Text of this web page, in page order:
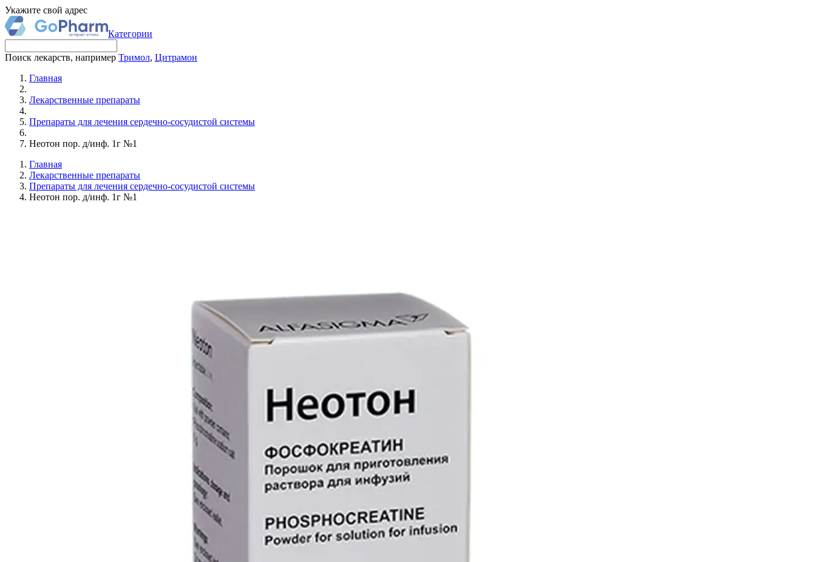
Укажите свой адрес
Категории
Поиск лекарств, например Тримол, Цитрамон
Главная
Лекарственные препараты
Препараты для лечения сердечно-сосудистой системы
Неотон пор. д/инф. 1г №1
Главная
Лекарственные препараты
Препараты для лечения сердечно-сосудистой системы
Неотон пор. д/инф. 1г №1